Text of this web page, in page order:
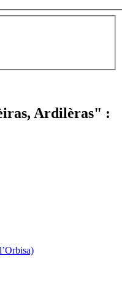
Ardilèras" :